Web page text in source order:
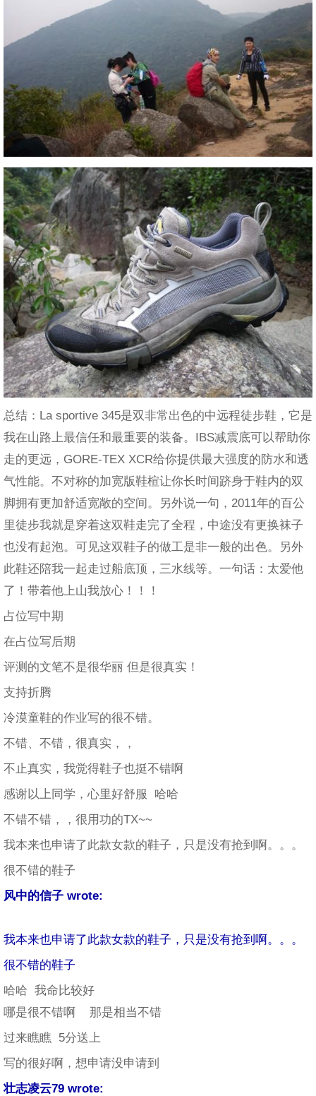
总结：La sportive 345是双非常出色的中远程徒步鞋，它是
我在山路上最信任和最重要的装备。IBS减震底可以帮助你
走的更远，GORE-TEX XCR给你提供最大强度的防水和透
气性能。不对称的加宽版鞋楦让你长时间跻身于鞋内的双
脚拥有更加舒适宽敞的空间。另外说一句，2011年的百公
里徒步我就是穿着这双鞋走完了全程，中途没有更换袜子
也没有起泡。可见这双鞋子的做工是非一般的出色。另外
此鞋还陪我一起走过船底顶，三水线等。一句话：太爱他
了！带着他上山我放心！！！
占位写中期
在占位写后期
评测的文笔不是很华丽 但是很真实！
支持折腾
冷漠童鞋的作业写的很不错。
不错、不错，很真实，，
不止真实，我觉得鞋子也挺不错啊
感谢以上同学，心里好舒服 哈哈
不错不错，，很用功的TX~~
我本来也申请了此款女款的鞋子，只是没有抢到啊。。。
很不错的鞋子
风中的信子 wrote:
我本来也申请了此款女款的鞋子，只是没有抢到啊。。。
很不错的鞋子
哈哈 我命比较好
哪是很不错啊 那是相当不错
过来瞧瞧 5分送上
写的很好啊，想申请没申请到
壮志凌云79 wrote: